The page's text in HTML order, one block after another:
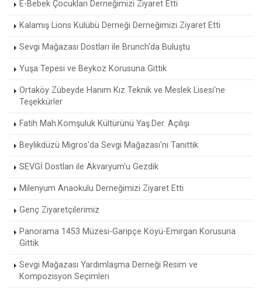
E-Bebek Çocukları Derneğimizi Ziyaret Etti
Kalamış Lions Kulübü Derneği Derneğimizi Ziyaret Etti
Sevgi Mağazası Dostları ile Brunch'da Buluştu
Yuşa Tepesi ve Beykoz Korusuna Gittik
Ortaköy Zübeyde Hanım Kız Teknik ve Meslek Lisesi'ne
Teşekkürler
Fatih Mah.Komşuluk Kültürünü Yaş.Der. Açılışı
Beylikdüzü Migros'da Sevgi Mağazası'nı Tanıttık
SEVGİ Dostları ile Akvaryum'u Gezdik
Milenyum Anaokulu Derneğimizi Ziyaret Etti
Genç Ziyaretçilerimiz
Panorama 1453 Müzesi-Garipçe Köyü-Emirgan Korusuna
Gittik
Sevgi Mağazası Yardımlaşma Derneği Resim ve
Kompozisyon Seçimleri